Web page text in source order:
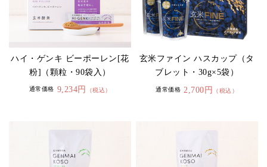
ハイ・ゲンキ ビーポーレン[花
粉]（顆粒・90袋入）
通常価格 9,234円 （税込）
玄米ファイン ハスカップ（タ
ブレット・30g×5袋）
通常価格 2,700円 （税込）